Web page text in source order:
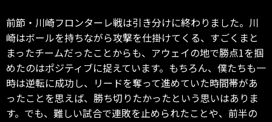
前節・川崎フロンターレ戦は引き分けに終わりました。川
崎はボールを持ちながら攻撃を仕掛けてくる、すごくまと
まったチームだったことからも、アウェイの地で勝点1を掴
めたのはポジティブに捉えています。もちろん、僕たちも一
時は逆転に成功し、リードを奪って進めていた時間帯があ
ったことを思えば、勝ち切りたかったという思いはありま
す。でも、難しい試合で連敗を止められたことや、前半の